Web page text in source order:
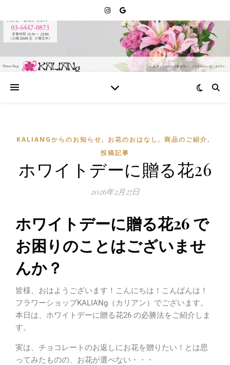
KALIANGからのお知らせ, お花のおはなし , 商品のご紹介,
投稿記事
ホワイトデーに贈る花26
2026年2月27日
ホワイトデーに贈る花26 で
お困りのことはございませ
んか？
皆様、おはようございます！こんにちは！こんばんは！
フラワーショップKALIANg（カリアン）でございます。
本日は、ホワイトデーに贈る花26 の必勝法をご紹介しま
す。
実は、チョコレートのお返しにお花を贈りたい！とは思
ってみたものの、お花が選べない・・・